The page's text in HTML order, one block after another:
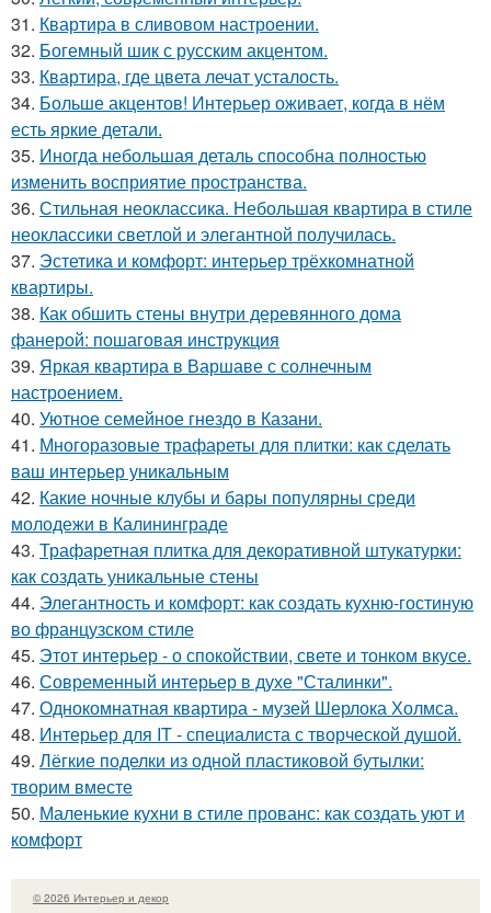
31. Квартира в сливовом настроении.
32. Богемный шик с русским акцентом.
33. Квартира, где цвета лечат усталость.
34. Больше акцентов! Интерьер оживает, когда в нём
есть яркие детали.
35. Иногда небольшая деталь способна полностью
изменить восприятие пространства.
36. Стильная неоклассика. Небольшая квартира в стиле
неоклассики светлой и элегантной получилась.
37. Эстетика и комфорт: интерьер трёхкомнатной
квартиры.
38. Как обшить стены внутри деревянного дома
фанерой: пошаговая инструкция
39. Яркая квартира в Варшаве с солнечным
настроением.
40. Уютное семейное гнездо в Казани.
41. Многоразовые трафареты для плитки: как сделать
ваш интерьер уникальным
42. Какие ночные клубы и бары популярны среди
молодежи в Калининграде
43. Трафаретная плитка для декоративной штукатурки:
как создать уникальные стены
44. Элегантность и комфорт: как создать кухню-гостиную
во французском стиле
45. Этот интерьер - о спокойствии, свете и тонком вкусе.
46. Современный интерьер в духе "Сталинки".
47. Однокомнатная квартира - музей Шерлока Холмса.
48. Интерьер для IT - специалиста с творческой душой.
49. Лёгкие поделки из одной пластиковой бутылки:
творим вместе
50. Маленькие кухни в стиле прованс: как создать уют и
комфорт
© 2026 Интерьер и декор